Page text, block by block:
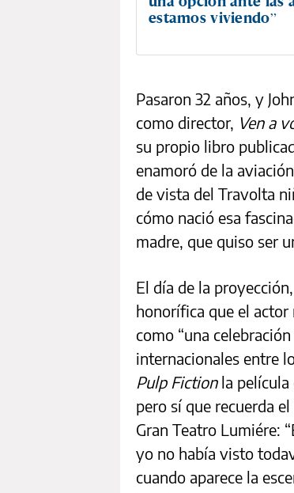
estamos viviendo”
Pasaron 32 años, y
como director, Ven a
su propio libro
enamoró de la
de vista del Travolta
cómo nació esa
madre, que quiso ser
El día de la
honorífica que el
como “una
internacionales entre
Pulp Fictionla película
pero sí que recuerda
Gran Teatro Lumiére:
yo no había visto
cuando aparece la